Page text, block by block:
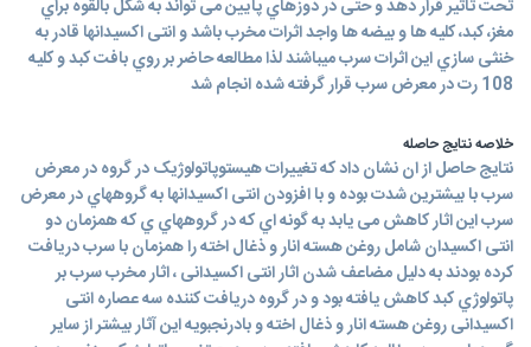
تحت تاثیر قرار دهد و حتی در دوزهاي پایین می تواند به شکل بالقوه براي
مغز، کبد، کلیه ها و بیضه ها واجد اثرات مخرب باشد و انتی اکسیدانها قادر به
خنثی سازي این اثرات سرب میباشند لذا مطالعه حاضر بر روي بافت کبد و کلیه
108 رت در معرض سرب قرار گرفته شده انجام شد
خلاصه نتایج حاصله
نتایج حاصل از ان نشان داد که تغییرات هیستوپاتولوژیک در گروه در معرض
سرب با بیشترین شدت بوده و با افزودن انتی اکسیدانها به گروههاي در معرض
سرب این اثار کاهش می یابد به گونه اي که در گروههاي ي که همزمان دو
انتی اکسیدان شامل روغن هسته انار و ذغال اخته را همزمان با سرب دریافت
کرده بودند به دلیل مضاعف شدن اثار انتی اکسیدانی ، اثار مخرب سرب بر
پاتولوژي کبد کاهش یافته بود و در گروه دریافت کننده سه عصاره انتی
اکسیدانی روغن هسته انار و ذغال اخته و بادرنجبویه این آثار بیشتر از سایر